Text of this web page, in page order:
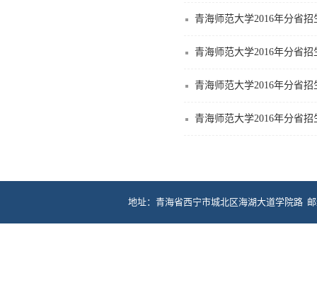
青海师范大学2016年分省
青海师范大学2016年分省
青海师范大学2016年分省
青海师范大学2016年分省
地址：青海省西宁市城北区海湖大道学院路